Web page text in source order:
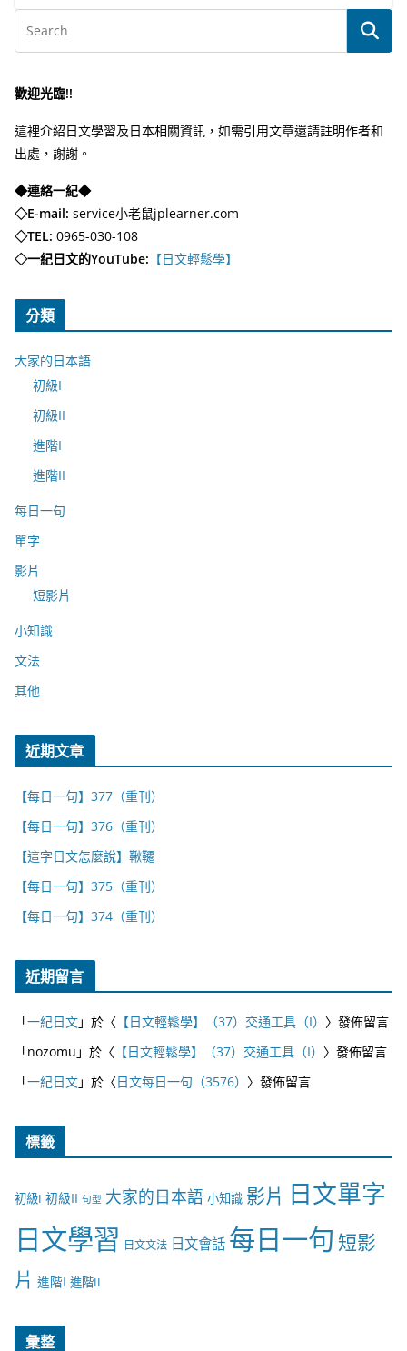
歡迎光臨!!
這裡介紹日文學習及日本相關資訊，如需引用文章還請註明作者和
出處，謝謝。
◆連絡一紀◆
◇E-mail: service小老鼠jplearner.com
◇TEL: 0965-030-108
◇一紀日文的YouTube: 【日文輕鬆學】
分類
大家的日本語
初級I
初級II
進階I
進階II
每日一句
單字
影片
短影片
小知識
文法
其他
近期文章
【每日一句】377（重刊）
【每日一句】376（重刊）
【這字日文怎麼說】鞦韆
【每日一句】375（重刊）
【每日一句】374（重刊）
近期留言
「一紀日文」於〈 【日文輕鬆學】（37）交通工具（I） 〉發佈留言
「nozomu 」於〈 【日文輕鬆學】（37）交通工具（I） 〉發佈留言
「一紀日文」於〈日文每日一句（3576） 〉發佈留言
標籤
初級I 初級II 句型 大家的日本語 小知識 影片 日文單字
日文學習 日文文法 日文會話 每日一句 短影
片 進階I 進階II
彙整